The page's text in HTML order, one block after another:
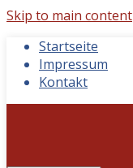
Skip to main content
Startseite
Impressum
Kontakt